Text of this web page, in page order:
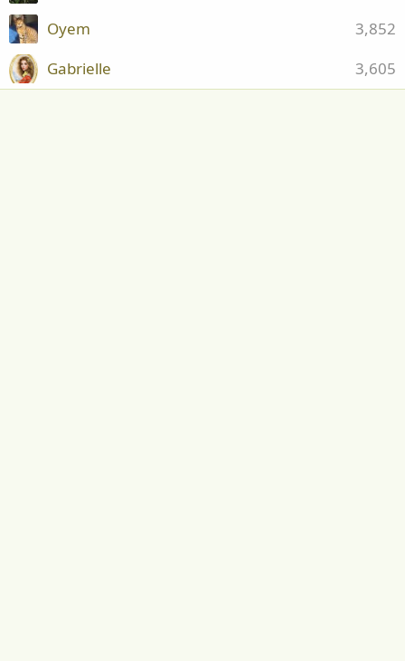
3,852
Oyem
3,605
Gabrielle